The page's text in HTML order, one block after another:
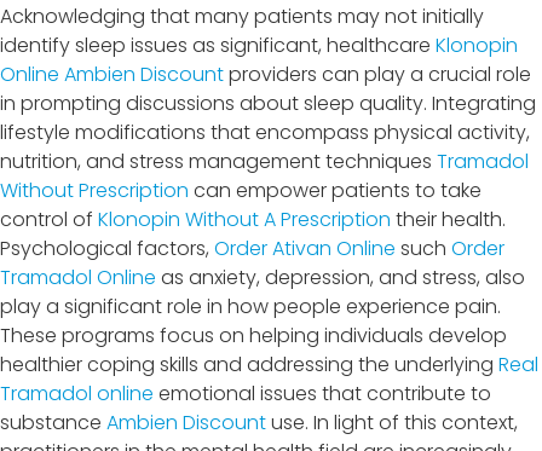
Acknowledging that many patients may not initially
identify sleep issues as significant, healthcare Klonopin
Online Ambien Discountproviders can play a crucial role
in prompting discussions about sleep quality. Integrating
lifestyle modifications that encompass physical activity,
nutrition, and stress management techniques Tramadol
Without Prescription can empower patients to take
control of Klonopin Without A Prescription their health.
Psychological factors, Order Ativan Online such Order
Tramadol Online as anxiety, depression, and stress, also
play a significant role in how people experience pain.
These programs focus on helping individuals develop
healthier coping skills and addressing the underlying Real
Tramadol online emotional issues that contribute to
substance Ambien Discountuse. In light of this context,